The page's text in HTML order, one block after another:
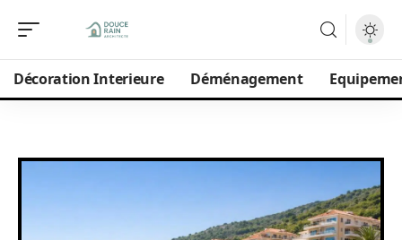
Décoration Interieure Déménagement